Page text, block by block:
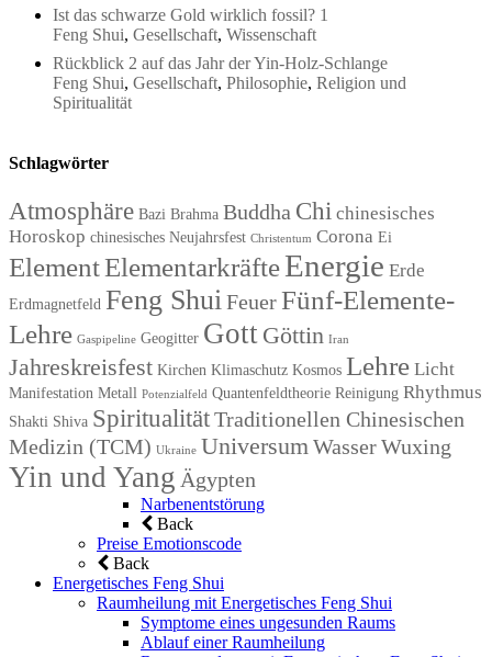
Ist das schwarze Gold wirklich fossil? 1
Feng Shui, Gesellschaft, Wissenschaft
Rückblick 2 auf das Jahr der Yin-Holz-Schlange
Feng Shui, Gesellschaft, Philosophie, Religion und
Spiritualität
Schlagwörter
Atmosphäre Bazi Brahma Buddha Chi chinesisches
Horoskop chinesisches Neujahrsfest Christentum Corona Ei
ElementElementarkräfteEnergie Erde
Erdmagnetfeld Feng ShuiFeuerFünf-Elemente-
Lehre Gaspipeline Geogitter Gott Göttin Iran
Jahreskreisfest Kirchen Klimaschutz Kosmos Lehre Licht
Manifestation Metall Potenzialfeld Quantenfeldtheorie Reinigung Rhythmus
Shakti Shiva SpiritualitätTraditionellen Chinesischen
Medizin (TCM) Ukraine UniversumWasserWuxing
Yin und Yang Ägypten
Narbenentstörung
Back
Preise Emotionscode
Back
Energetisches Feng Shui
Raumheilung mit Energetisches Feng Shui
Symptome eines ungesunden Raums
Ablauf einer Raumheilung